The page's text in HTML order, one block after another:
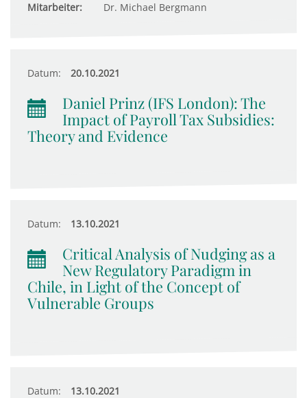
Mitarbeiter: Dr. Michael Bergmann
Datum: 20.10.2021
Daniel Prinz (IFS London): The
Impact of Payroll Tax Subsidies:
Theory and Evidence
Datum: 13.10.2021
Critical Analysis of Nudging as a
New Regulatory Paradigm in
Chile, in Light of the Concept of
Vulnerable Groups
Datum: 13.10.2021